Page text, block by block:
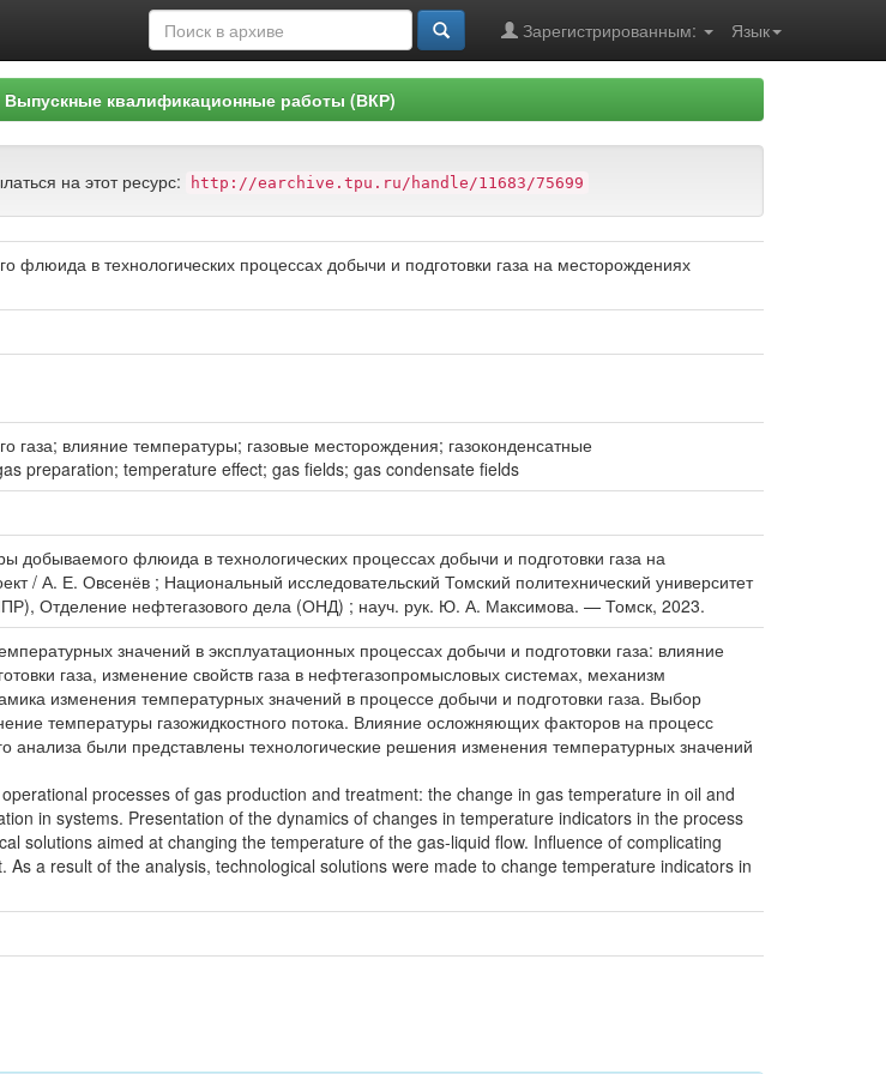
Язык
Зарегистрированным:
Выпускные квалификационные работы (ВКР)
на этот ресурс: http://earchive.tpu.ru/handle/11683/75699
в технологических процессах добычи и подготовки газа на месторождениях
газа; влияние температуры; газовые месторождения; газоконденсатные
preparation; temperature effect; gas fields; gas condensate fields
флюида в технологических процессах добычи и подготовки газа на
/ А. Е. Овсенёв ; Национальный исследовательский Томский политехнический университет
Отделение нефтегазового дела (ОНД) ; науч. рук. Ю. А. Максимова. — Томск, 2023.
значений в эксплуатационных процессах добычи и подготовки газа: влияние
газа, изменение свойств газа в нефтегазопромысловых системах, механизм
изменения температурных значений в процессе добычи и подготовки газа. Выбор
температуры газожидкостного потока. Влияние осложняющих факторов на процесс
анализа были представлены технологические решения изменения температурных значений
processes of gas production and treatment: the change in gas temperature in oil and
in systems. Presentation of the dynamics of changes in temperature indicators in the process
solutions aimed at changing the temperature of the gas-liquid flow. Influence of complicating
a result of the analysis, technological solutions were made to change temperature indicators in